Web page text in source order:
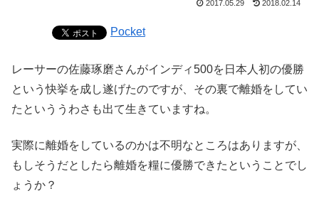
2017.05.29 2018.02.14
Pocket
レーサーの佐藤琢磨さんがインディ500を日本人初の優勝
という快挙を成し遂げたのですが、その裏で離婚をしてい
たといううわさも出て生きていますね。
実際に離婚をしているのかは不明なところはありますが、
もしそうだとしたら離婚を糧に優勝できたということでし
ょうか？